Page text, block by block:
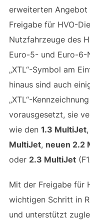
erweiterten
Freigabe für HVO-
Nutzfahrzeuge des
Euro-5- und Euro-6-
„XTL“-Symbol am
hinaus sind auch
„XTL“-
vorausgesetzt, sie
wie den 1.3 MultiJet,
MultiJet, neuen 2.2
oder 2.3 MultiJet
Mit der Freigabe für
wichtigen Schritt in
und unterstützt